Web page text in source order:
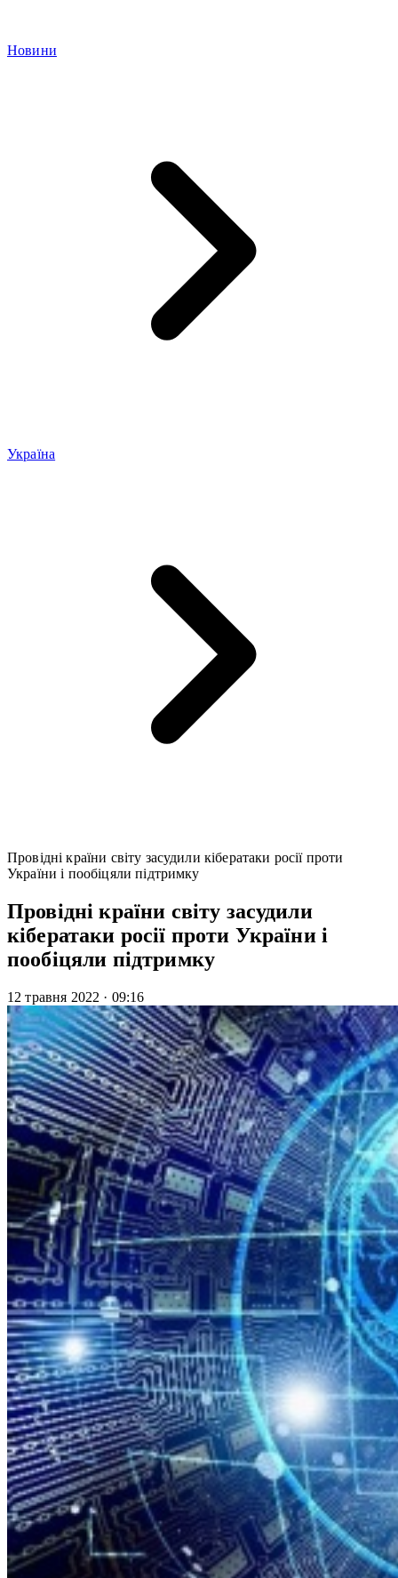
Новини
Україна
Провідні країни світу засудили кібератаки росії проти
України і пообіцяли підтримку
Провідні країни світу засудили
кібератаки росії проти України і
пообіцяли підтримку
12 травня 2022 · 09:16